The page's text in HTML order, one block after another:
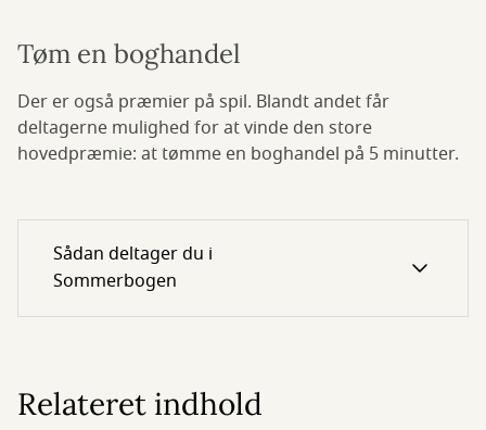
Tøm en boghandel
Der er også præmier på spil. Blandt andet får
deltagerne mulighed for at vinde den store
hovedpræmie: at tømme en boghandel på 5 minutter.
Sådan deltager du i
Sommerbogen
Relateret indhold